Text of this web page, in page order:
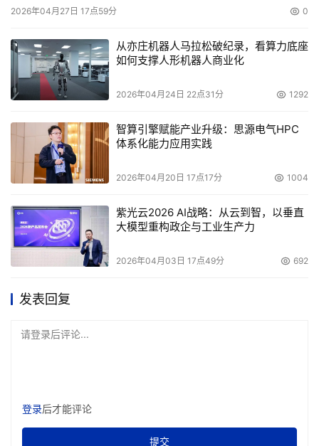
2026年04月27日 17点59分 0
从亦庄机器人马拉松破纪录，看算力底座
如何支撑人形机器人商业化
2026年04月24日 22点31分 1292
智算引擎赋能产业升级：思源电气HPC
体系化能力应用实践
2026年04月20日 17点17分 1004
紫光云2026 AI战略：从云到智，以垂直
大模型重构政企与工业生产力
2026年04月03日 17点49分 692
发表回复
请登录后评论...
登录后才能评论
提交